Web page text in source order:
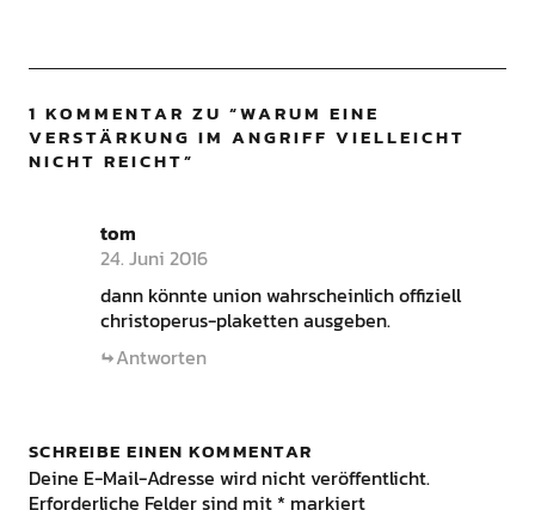
1 KOMMENTAR ZU “WARUM EINE
VERSTÄRKUNG IM ANGRIFF VIELLEICHT
NICHT REICHT”
tom
24. Juni 2016
dann könnte union wahrscheinlich offiziell
christoperus-plaketten ausgeben.
Antworten
SCHREIBE EINEN KOMMENTAR
Deine E-Mail-Adresse wird nicht veröffentlicht.
Erforderliche Felder sind mit * markiert